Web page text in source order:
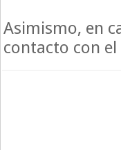
Asimismo, en
contacto con el